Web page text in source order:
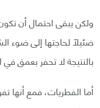
ولكن يبقى احتمال أن تكون
ضئيلًا لحاجتها إلى ضوء
بالنتيجة لا تحفر بعمق
أما الفطريات، فمع أنها